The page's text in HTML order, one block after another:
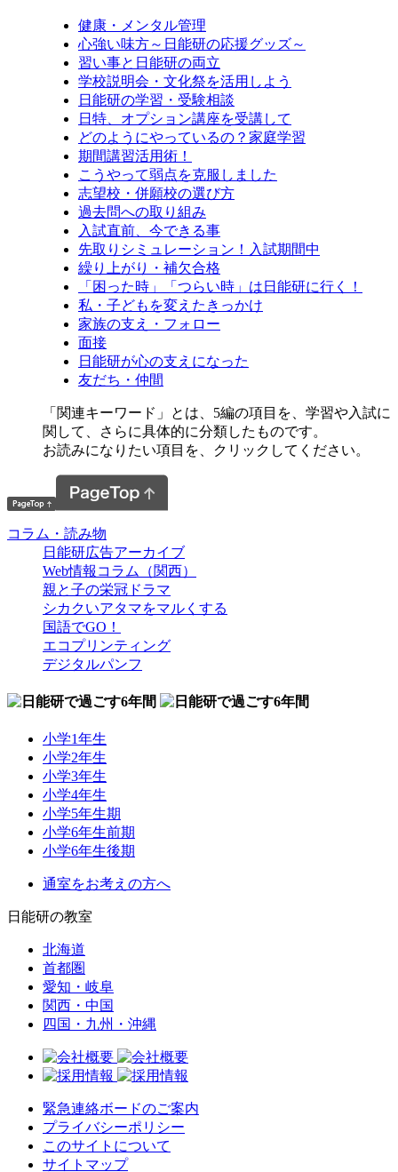
健康・メンタル管理
心強い味方～日能研の応援グッズ～
習い事と日能研の両立
学校説明会・文化祭を活用しよう
日能研の学習・受験相談
日特、オプション講座を受講して
どのようにやっているの？家庭学習
期間講習活用術！
こうやって弱点を克服しました
志望校・併願校の選び方
過去問への取り組み
入試直前、今できる事
先取りシミュレーション！入試期間中
繰り上がり・補欠合格
「困った時」「つらい時」は日能研に行く！
私・子どもを変えたきっかけ
家族の支え・フォロー
面接
日能研が心の支えになった
友だち・仲間
「関連キーワード」とは、5編の項目を、学習や入試に
関して、さらに具体的に分類したものです。
お読みになりたい項目を、クリックしてください。
コラム・読み物
日能研広告アーカイブ
Web情報コラム（関西）
親と子の栄冠ドラマ
シカクいアタマをマルくする
国語でGO！
エコプリンティング
デジタルパンフ
小学1年生
小学2年生
小学3年生
小学4年生
小学5年生期
小学6年生前期
小学6年生後期
通室をお考えの方へ
日能研の教室
北海道
首都圏
愛知・岐阜
関西・中国
四国・九州・沖縄
緊急連絡ボードのご案内
プライバシーポリシー
このサイトについて
サイトマップ